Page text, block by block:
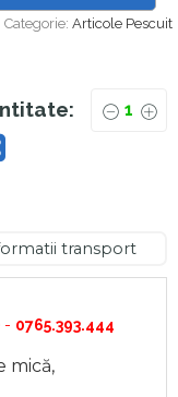
Categorie: Articole Pescuit
transport
- 0765.393.444
mică,